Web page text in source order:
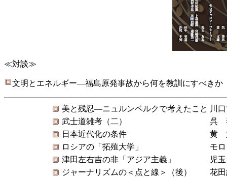
≪対談≫
文明とエネルギー―福島原発事故から何を教訓にすべき
美と残忍―ニュルンベルクで考えたこと 川
武士道雑考（二）
呉
日本近代化の条件
黄
ロシアの「拓殖大学」
モ
津田左右吉の非「アジア主義」
児
ジャーナリズムの＜点と線＞（後）
花